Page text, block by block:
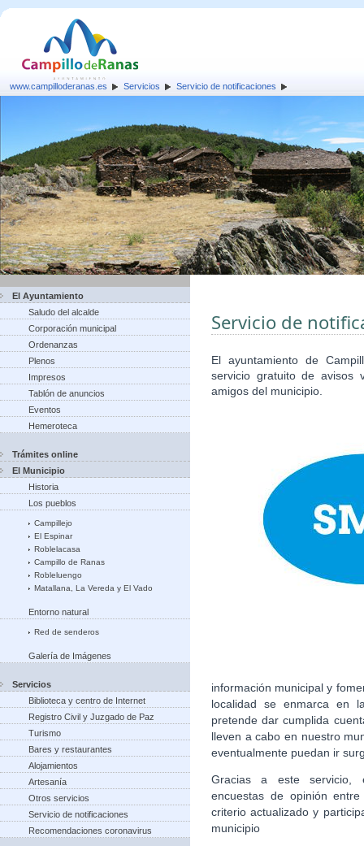
www.campilloderanas.es Servicios Servicio de notificaciones
El Ayuntamiento
Saludo del alcalde
Corporación municipal
Ordenanzas
Plenos
Impresos
Tablón de anuncios
Eventos
Hemeroteca
Trámites online
El Municipio
Historia
Los pueblos
Campillejo
El Espinar
Roblelacasa
Campillo de Ranas
Robleluengo
Matallana, La Vereda y El Vado
Entorno natural
Red de senderos
Galería de Imágenes
Servicios
Biblioteca y centro de Internet
Registro Civil y Juzgado de Paz
Turismo
Bares y restaurantes
Alojamientos
Artesanía
Otros servicios
Servicio de notificaciones
Recomendaciones coronavirus
Servicio de
El ayuntamiento de
servicio gratuito de
amigos del municipio.
información municipal y
localidad se enmarca en
pretende dar cumplida
lleven a cabo en nuestro
eventualmente puedan ir
Gracias a este servicio,
encuestas de opinión
criterio actualizado y
municipio